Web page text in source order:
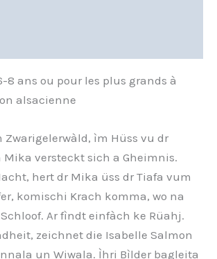
8 ans ou pour les plus grands à
alsacienne
Zwarigelerwàld, ìm Hüss vu dr
versteckt sich a Gheimnis.
hert dr Mika üss dr Tiafa vum
komischi Krach komma, wo na
Ar fìndt einfàch ke Rüahj.
zeichnet die Isabelle Salmon
un Wiwala. Ìhri Bìlder bagleita